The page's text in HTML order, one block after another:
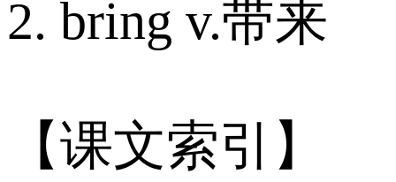
2. bring v.带来
【课文索引】